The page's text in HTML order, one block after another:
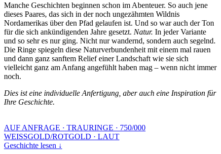
Manche Geschichten beginnen schon im Abenteuer. So auch jene
dieses Paares, das sich in der noch ungezähmten Wildnis
Nordamerikas über den Pfad gelaufen ist. Und so war auch der Ton
für die sich ankündigenden Jahre gesetzt. Natur. In jeder Variante
und so sehr es nur ging. Nicht nur wandernd, sondern auch segelnd.
Die Ringe spiegeln diese Naturverbundenheit mit einem mal rauen
und dann ganz sanftem Relief einer Landschaft wie sie sich
vielleicht ganz am Anfang angefühlt haben mag – wenn nicht immer
noch.
Dies ist eine individuelle Anfertigung, aber auch eine Inspiration für
Ihre Geschichte.
AUF ANFRAGE · TRAURINGE · 750/000
WEISSGOLD/ROTGOLD · LAUT
Geschichte lesen ↓